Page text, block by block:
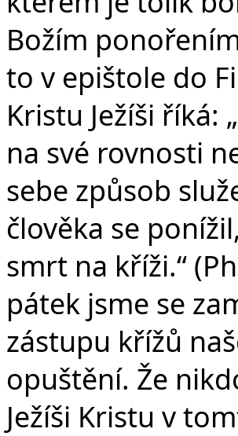
Božím
to v epištole do
Kristu Ježíši říká:
na své rovnosti
sebe způsob
člověka se
smrt na kříži.“
pátek jsme se
zástupu křížů
opuštění. Že
Ježíši Kristu v